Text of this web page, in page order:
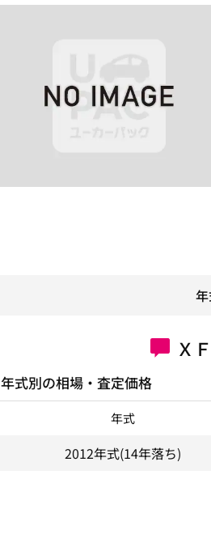
Ｘ
年式別の相場・査定価格
年式
2012年式(14年落ち)